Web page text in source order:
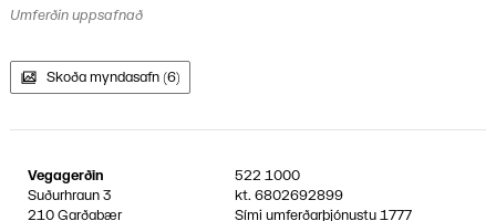
Umferðin uppsafnað
Skoða myndasafn (6)
Vegagerðin
Suðurhraun 3
210 Garðabær
522 1000
kt.6802692899
Sími umferðarþjónustu1777